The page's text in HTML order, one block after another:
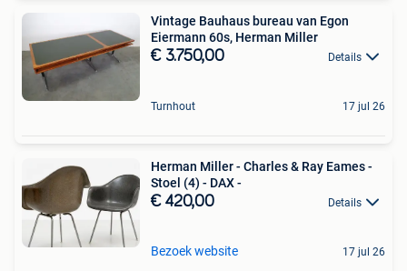
Vintage Bauhaus bureau van Egon
Eiermann 60s, Herman Miller
€ 3.750,00 Details
Turnhout 17 jul 26
Herman Miller - Charles & Ray Eames -
Stoel (4) - DAX -
€ 420,00 Details
Bezoek website 17 jul 26